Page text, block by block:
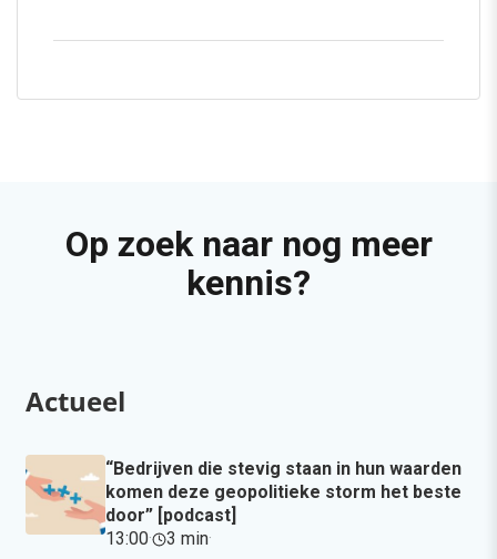
Op zoek naar nog meer
kennis?
Actueel
“Bedrijven die stevig staan in hun waarden
komen deze geopolitieke storm het beste
door” [podcast]
13:00· 3 min·